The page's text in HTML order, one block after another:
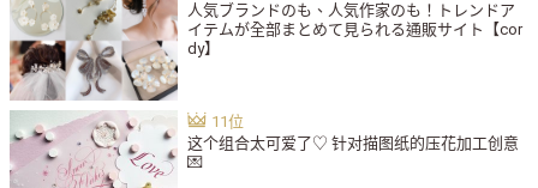
人気ブランドのも、人気作家のも！トレンドア
イテムが全部まとめて見られる通販サイト【cor
dy】
这个组合太可爱了♡ 针对描图纸的压花加工创意
💌